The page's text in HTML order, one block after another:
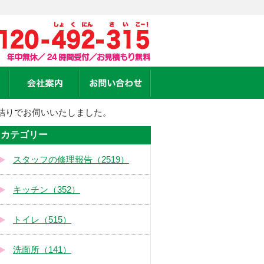
でお伺いいたしました。
カテゴリー
スタッフの修理報告（2519）
キッチン（352）
トイレ（515）
洗面所（141）